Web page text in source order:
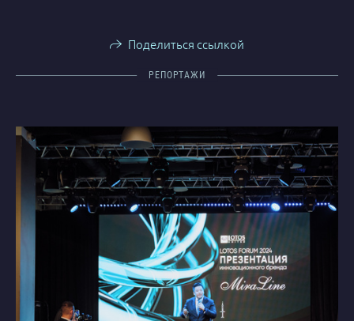
Поделиться ссылкой
РЕПОРТАЖИ